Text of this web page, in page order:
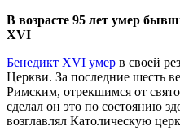
В возрасте 95 лет умер
XVI
Бенедикт XVI умер в своей
Церкви. За последние шесть
Римским, отрекшимся от
сделал он это по состоянию
возглавлял Католическую